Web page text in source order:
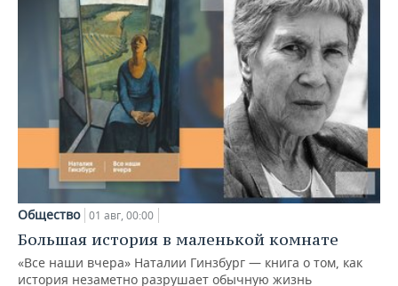
Общество 01 авг, 00:00
Большая история в маленькой комнате
«Все наши вчера» Наталии Гинзбург — книга о том, как
история незаметно разрушает обычную жизнь